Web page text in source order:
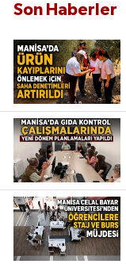
Son Haberler